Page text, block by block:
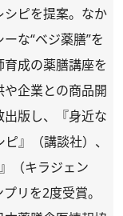
ピを提案。なか
な“ベジ薬膳”を
成の薬膳講座を
企業との商品開
版し、『身近な
』（講談社）、
（キラジェン
リを2度受賞。